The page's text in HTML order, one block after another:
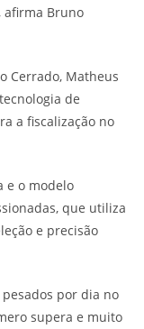
afirma Bruno
Cerrado, Matheus
de
a fiscalização no
e o modelo
que utiliza
e precisão
por dia no
supera e muito